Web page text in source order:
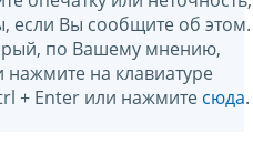
если Вы сообщите об этом.
по Вашему мнению,
на клавиатуре
+ Enter или нажмите сюда.